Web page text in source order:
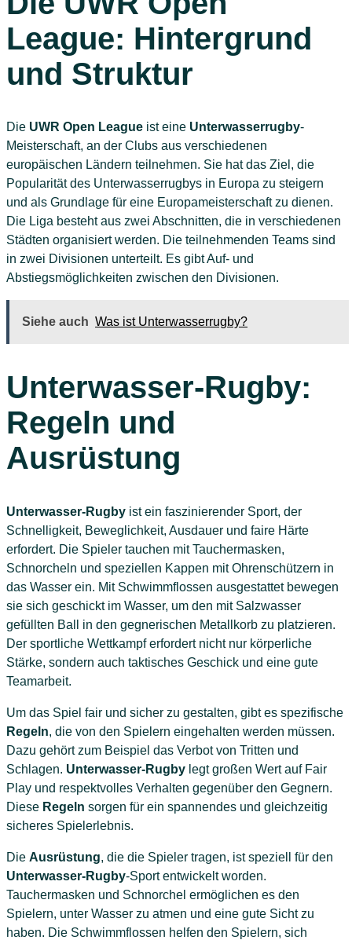
League: Hintergrund
und Struktur
Die UWR Open League ist eine Unterwasserrugby-
Meisterschaft, an der Clubs aus verschiedenen
europäischen Ländern teilnehmen. Sie hat das Ziel, die
Popularität des Unterwasserrugbys in Europa zu steigern
und als Grundlage für eine Europameisterschaft zu dienen.
Die Liga besteht aus zwei Abschnitten, die in verschiedenen
Städten organisiert werden. Die teilnehmenden Teams sind
in zwei Divisionen unterteilt. Es gibt Auf- und
Abstiegsmöglichkeiten zwischen den Divisionen.
Siehe auch Was ist Unterwasserrugby?
Unterwasser-Rugby:
Regeln und
Ausrüstung
Unterwasser-Rugby ist ein faszinierender Sport, der
Schnelligkeit, Beweglichkeit, Ausdauer und faire Härte
erfordert. Die Spieler tauchen mit Tauchermasken,
Schnorcheln und speziellen Kappen mit Ohrenschützern in
das Wasser ein. Mit Schwimmflossen ausgestattet bewegen
sie sich geschickt im Wasser, um den mit Salzwasser
gefüllten Ball in den gegnerischen Metallkorb zu platzieren.
Der sportliche Wettkampf erfordert nicht nur körperliche
Stärke, sondern auch taktisches Geschick und eine gute
Teamarbeit.
Um das Spiel fair und sicher zu gestalten, gibt es spezifische
Regeln, die von den Spielern eingehalten werden müssen.
Dazu gehört zum Beispiel das Verbot von Tritten und
Schlagen. Unterwasser-Rugby legt großen Wert auf Fair
Play und respektvolles Verhalten gegenüber den Gegnern.
Diese Regeln sorgen für ein spannendes und gleichzeitig
sicheres Spielerlebnis.
Die Ausrüstung, die die Spieler tragen, ist speziell für den
Unterwasser-Rugby-Sport entwickelt worden.
Tauchermasken und Schnorchel ermöglichen es den
Spielern, unter Wasser zu atmen und eine gute Sicht zu
haben. Die Schwimmflossen helfen den Spielern, sich